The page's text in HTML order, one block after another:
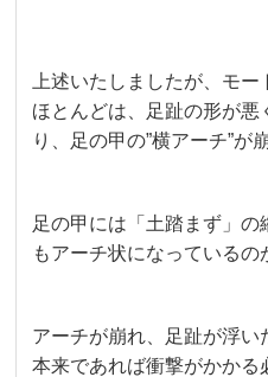
上述いたしましたが、モ
ほとんどは、足趾の形が悪
り、足の甲の”横アーチ”が
足の甲には「土踏まず」
もアーチ状になっているの
アーチが崩れ、足趾が浮い
本来であれば衝撃がかかる